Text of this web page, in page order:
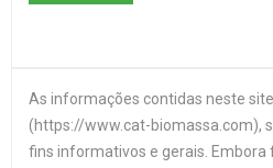
As informações contidas neste
(https://www.cat-biomassa.com),
fins informativos e gerais.